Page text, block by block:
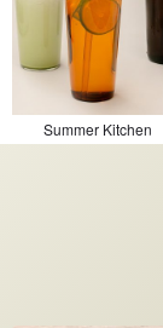
Summer Kitchen